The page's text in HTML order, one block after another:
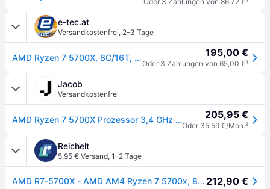
e-tec.at
Versandkostenfrei, 2–3 Tage
AMD Ryzen 7 5700X, 8C/16T, 3.40-4.60GHz, boxed ohne Kühler , inklusive THERMAL GRIZZLY Aeronaut 1g Wärmeleitpaste Gratis dazu. 195,00 €
Oder 3 Zahlungen von 65,00 €¹
Jacob
Versandkostenfrei
AMD Ryzen 7 5700X Prozessor 3,4 GHz 32 MB L3 Box (100-100000926WOF) 205,95 €
Oder 35,59 €/Mon.²
Reichelt
5,95 € Versand, 1–2 Tage
AMD R7-5700X - AMD AM4 Ryzen 7 5700x, 8x 3.40GHz, boxed ohne Kühler 212,90 €